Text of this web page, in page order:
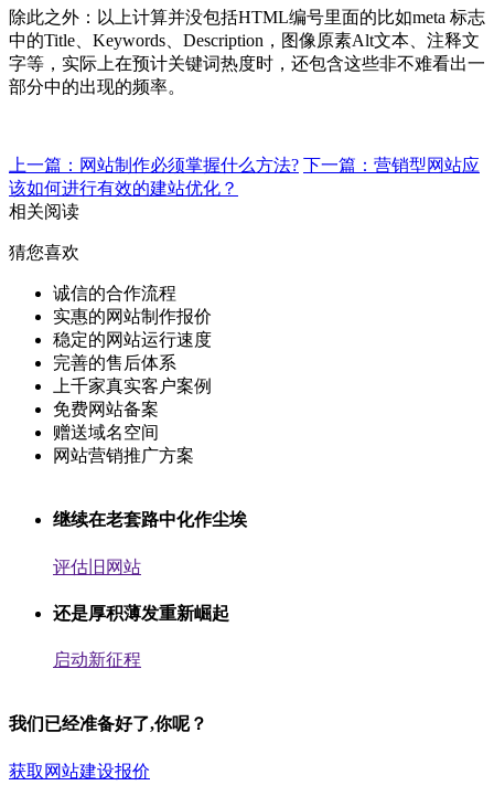
除此之外：以上计算并没包括HTML编号里面的比如meta 标志
中的Title、Keywords、Description，图像原素Alt文本、注释文
字等，实际上在预计关键词热度时，还包含这些非不难看出一
部分中的出现的频率。
上一篇：网站制作必须掌握什么方法? 下一篇：营销型网站应
该如何进行有效的建站优化？
相关阅读
猜您喜欢
诚信的合作流程
实惠的网站制作报价
稳定的网站运行速度
完善的售后体系
上千家真实客户案例
免费网站备案
赠送域名空间
网站营销推广方案
继续在老套路中化作尘埃
评估旧网站
还是厚积薄发重新崛起
启动新征程
我们已经准备好了,你呢？
获取网站建设报价